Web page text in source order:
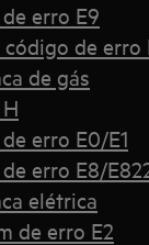
erro E9
de erro
de gás
erro E0/E1
erro E8/
elétrica
de erro E2